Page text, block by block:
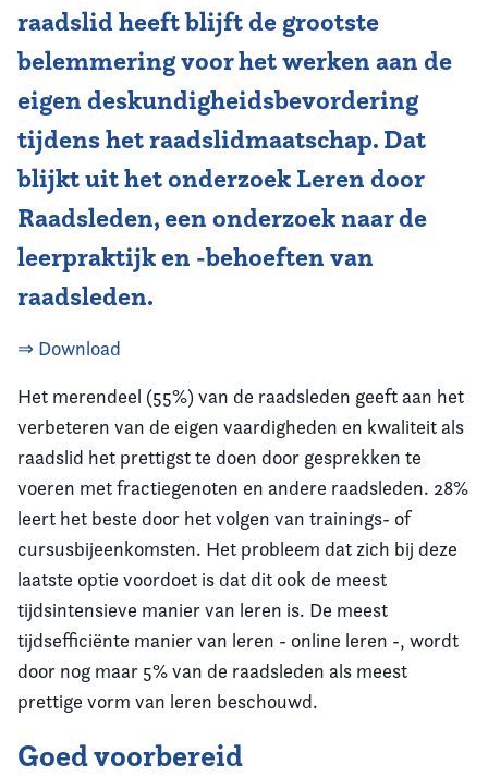
Contact
raadslid heeft blijft de grootste
belemmering voor het werken aan de
eigen deskundigheidsbevordering
tijdens het raadslidmaatschap. Dat
blijkt uit het onderzoek Leren door
Raadsleden, een onderzoek naar de
leerpraktijk en -behoeften van
raadsleden.
⇒ Download
Het merendeel (55%) van de raadsleden geeft aan het
verbeteren van de eigen vaardigheden en kwaliteit als
raadslid het prettigst te doen door gesprekken te
voeren met fractiegenoten en andere raadsleden. 28%
leert het beste door het volgen van trainings- of
cursusbijeenkomsten. Het probleem dat zich bij deze
laatste optie voordoet is dat dit ook de meest
tijdsintensieve manier van leren is. De meest
tijdsefficiënte manier van leren - online leren -, wordt
door nog maar 5% van de raadsleden als meest
prettige vorm van leren beschouwd.
Goed voorbereid